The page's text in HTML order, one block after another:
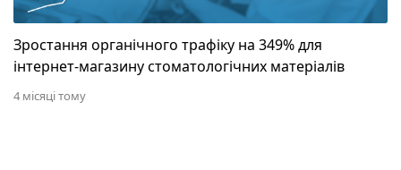
Зростання органічного трафіку на 349% для
інтернет-магазину стоматологічних матеріалів
4 місяці тому